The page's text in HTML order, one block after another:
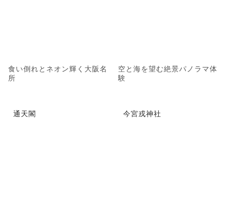
食い倒れとネオン輝く大阪名
所
空と海を望む絶景パノラマ体
験
通天閣 今宮戎神社